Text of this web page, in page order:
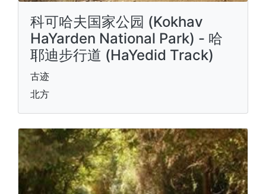
科可哈夫国家公园 (Kokhav
HaYarden National Park) - 哈
耶迪步行道 (HaYedid Track)
古迹
北方